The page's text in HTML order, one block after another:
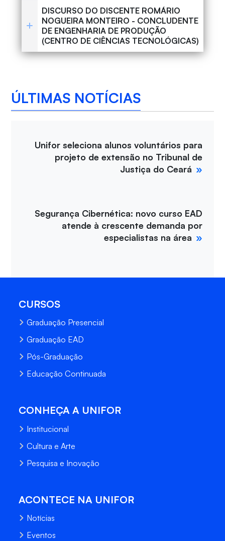
DISCURSO DO DISCENTE ROMÁRIO
NOGUEIRA MONTEIRO - CONCLUDENTE
DE ENGENHARIA DE PRODUÇÃO
(CENTRO DE CIÊNCIAS TECNOLÓGICAS)
ÚLTIMAS NOTÍCIAS
Unifor seleciona alunos voluntários para
projeto de extensão no Tribunal de
Justiça do Ceará
Segurança Cibernética: novo curso EAD
atende à crescente demanda por
especialistas na área
CURSOS
Graduação Presencial
Graduação EAD
Pós-Graduação
Educação Continuada
CONHEÇA A UNIFOR
Institucional
Cultura e Arte
Pesquisa e Inovação
ACONTECE NA UNIFOR
Notícias
Eventos